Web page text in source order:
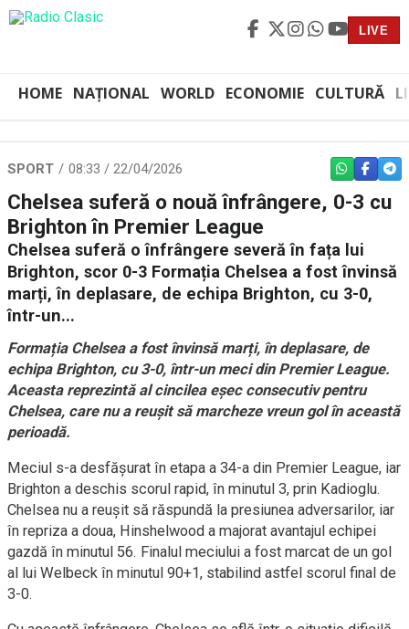
LIVE
HOME NAȚIONAL WORLD ECONOMIE CULTURĂ
SPORT 08:33 / 22/04/2026 WHATSAPP
Chelsea suferă o nouă înfrângere, 0-3 cu
Brighton în Premier League
Chelsea suferă o înfrângere severă în fața lui
Brighton, scor 0-3 Formația Chelsea a fost învinsă
marți, în deplasare, de echipa Brighton, cu 3-0,
într-un...
Formația Chelsea a fost învinsă marți, în deplasare, de
echipa Brighton, cu 3-0, într-un meci din Premier League.
Aceasta reprezintă al cincilea eșec consecutiv pentru
Chelsea, care nu a reușit să marcheze vreun gol în această
perioadă.
Meciul s-a desfășurat în etapa a 34-a din Premier League, iar
Brighton a deschis scorul rapid, în minutul 3, prin Kadioglu.
Chelsea nu a reușit să răspundă la presiunea adversarilor, iar
în repriza a doua, Hinshelwood a majorat avantajul echipei
gazdă în minutul 56. Finalul meciului a fost marcat de un gol
al lui Welbeck în minutul 90+1, stabilind astfel scorul final de
3-0.